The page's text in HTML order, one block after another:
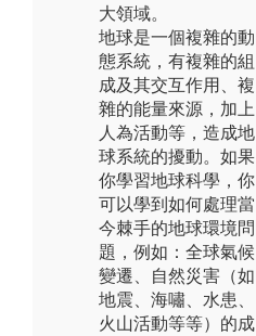
大領域。
地球是一個複雜的動
態系統，有複雜的組
成及其交互作用、複
雜的能量來源，加上
人為活動等，造成地
球系統的擾動。如果
你學習地球科學，你
可以學到如何處理當
今棘手的地球環境問
題，例如：全球氣候
變遷、自然災害（如
地震、海嘯、水患、
火山活動等等）的成